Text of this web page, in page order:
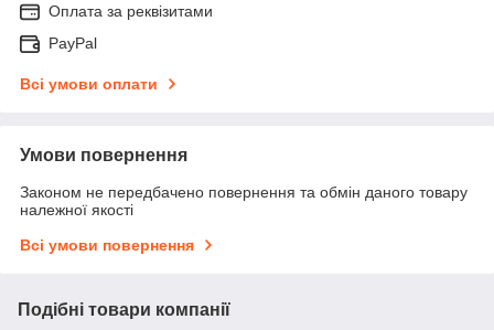
Оплата за реквізитами
PayPal
Всі умови оплати
Умови повернення
Законом не передбачено повернення та обмін даного товару
належної якості
Всі умови повернення
Подібні товари компанії